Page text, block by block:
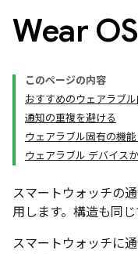
Wear
このページの内容
おすすめのウェアラブ
通知の重複を避ける
ウェアラブル固有の機
ウェアラブル デバイス
スマートウォッチの
用します。構造も同じ
スマートウォッチに